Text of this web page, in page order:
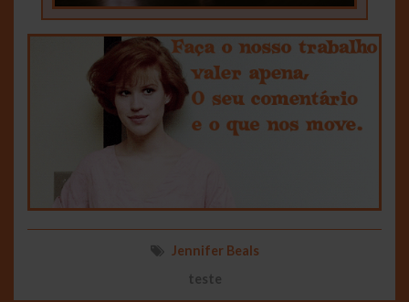
Jennifer Beals
teste